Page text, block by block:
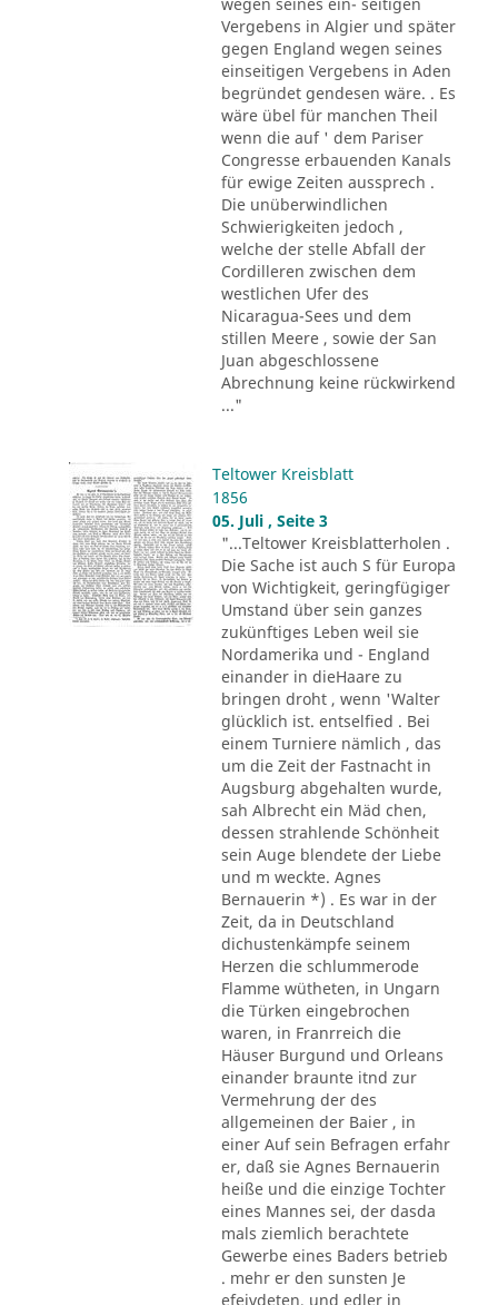
Vergebens in Algier und später
gegen England wegen seines
einseitigen Vergebens in Aden
begründet gendesen wäre. . Es
wäre übel für manchen Theil
wenn die auf ' dem Pariser
Congresse erbauenden Kanals
für ewige Zeiten aussprech .
Die unüberwindlichen
Schwierigkeiten jedoch ,
welche der stelle Abfall der
Cordilleren zwischen dem
westlichen Ufer des
Nicaragua-Sees und dem
stillen Meere , sowie der San
Juan abgeschlossene
Abrechnung keine rückwirkend
..."
Teltower Kreisblatt
1856
05. Juli , Seite 3
"...Teltower Kreisblatterholen .
Die Sache ist auch S für Europa
von Wichtigkeit, geringfügiger
Umstand über sein ganzes
zukünftiges Leben weil sie
Nordamerika und - England
einander in dieHaare zu
bringen droht , wenn 'Walter
glücklich ist. entselfied . Bei
einem Turniere nämlich , das
um die Zeit der Fastnacht in
Augsburg abgehalten wurde,
sah Albrecht ein Mäd chen,
dessen strahlende Schönheit
sein Auge blendete der Liebe
und m weckte. Agnes
Bernauerin *) . Es war in der
Zeit, da in Deutschland
dichustenkämpfe seinem
Herzen die schlummerode
Flamme wütheten, in Ungarn
die Türken eingebrochen
waren, in Franrreich die
Häuser Burgund und Orleans
einander braunte itnd zur
Vermehrung der des
allgemeinen der Baier , in
einer Auf sein Befragen erfahr
er, daß sie Agnes Bernauerin
heiße und die einzige Tochter
eines Mannes sei, der dasda
mals ziemlich berachtete
Gewerbe eines Baders betrieb
. mehr er den sunsten Je
efeivdeten, und edler in